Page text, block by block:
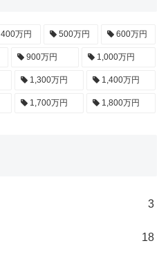
400万円 500万円 600万円
900万円 1,000万円
1,300万円 1,400万円
1,700万円 1,800万円
3
18